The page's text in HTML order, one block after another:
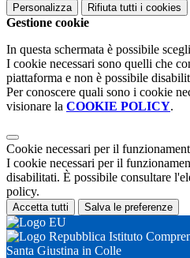
Personalizza Rifiuta tutti i cookies
Gestione cookie
In questa schermata è possibile
I cookie necessari sono quelli che
piattaforma e non è possibile
Per conoscere quali sono i cookie
visionare la COOKIE POLICY.
Cookie necessari per il
I cookie necessari per il
disabilitati. È possibile consultare
policy.
Accetta tutti Salva le preferenze
Istituto
Santa Giustina in Colle